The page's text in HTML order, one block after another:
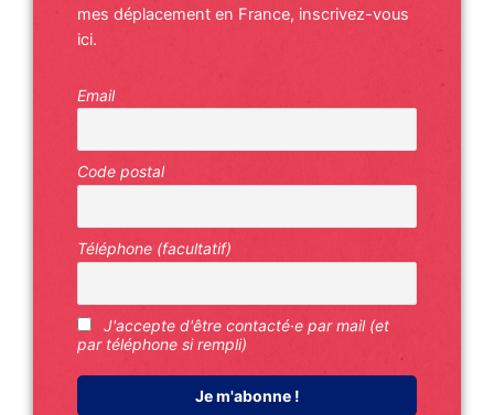
mes déplacement en France, inscrivez-vous
ici.
Email
Code postal
Téléphone (facultatif)
J'accepte d'être contacté·e par mail (et
par téléphone si rempli)